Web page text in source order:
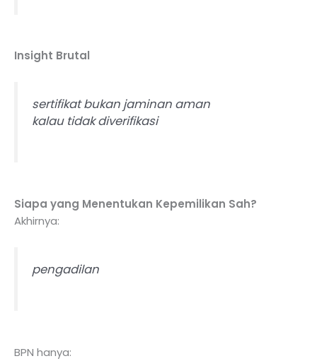
Insight Brutal
sertifikat bukan jaminan aman
kalau tidak diverifikasi
Siapa yang Menentukan Kepemilikan Sah?
Akhirnya:
pengadilan
BPN hanya: